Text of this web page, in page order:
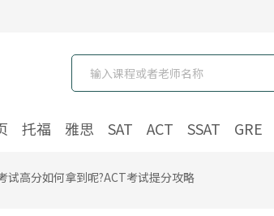
托福 雅思 SAT ACT SSAT GRE
试高分如何拿到呢?ACT考试提分攻略